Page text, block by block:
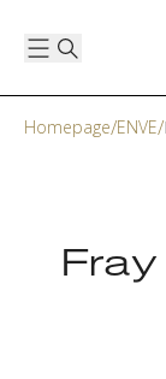
Homepage ENVE